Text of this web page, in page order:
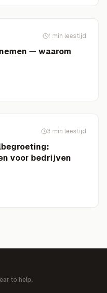
1 min leestijd
— waarom
3 min leestijd
voor bedrijven
to help.